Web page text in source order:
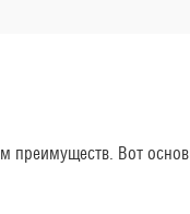
преимуществ. Вот